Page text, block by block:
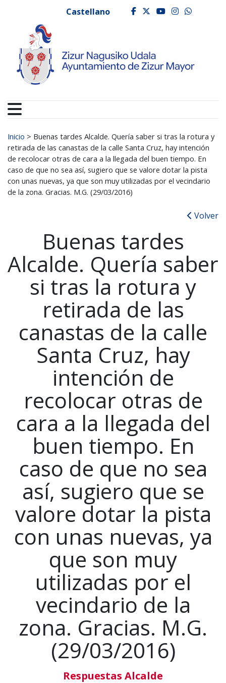
Ayuntamiento de
Castellano facebook
twitter
youtube
Buscar:
Inicio > Buenas tardes Alcalde. Quería saber si tras la rotura y
retirada de las canastas de la calle Santa Cruz, hay intención
de recolocar otras de cara a la llegada del buen tiempo. En
caso de que no sea así, sugiero que se valore dotar la pista
con unas nuevas, ya que son muy utilizadas por el vecindario
de la zona. Gracias. M.G. (29/03/2016)
Volver
Buenas tardes
Alcalde. Quería saber
si tras la rotura y
retirada de las
canastas de la calle
Santa Cruz, hay
intención de
recolocar otras de
cara a la llegada del
buen tiempo. En
caso de que no sea
así, sugiero que se
valore dotar la pista
con unas nuevas, ya
que son muy
utilizadas por el
vecindario de la
zona. Gracias. M.G.
(29/03/2016)
Respuestas Alcalde